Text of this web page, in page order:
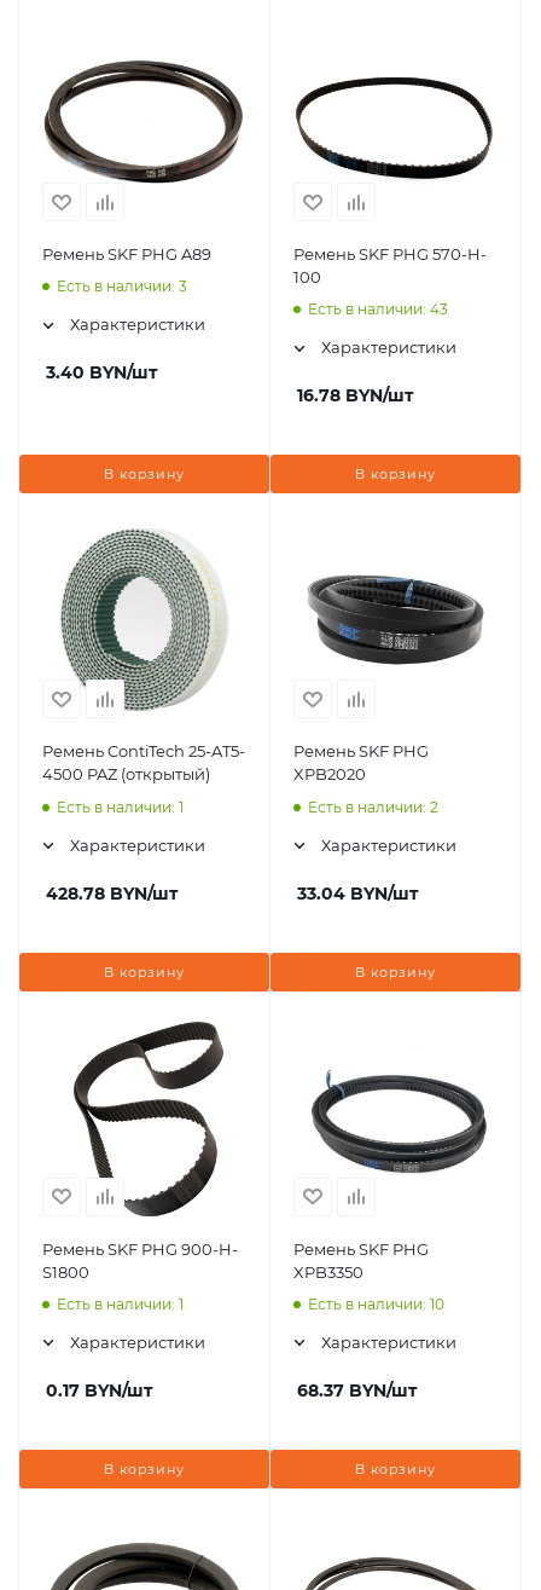
Ремень SKF PHG A89
Есть в наличии: 3
Характеристики
3.40 BYN/шт
В корзину
Ремень SKF PHG 570-H-
100
Есть в наличии: 43
Характеристики
16.78 BYN/шт
В корзину
Ремень ContiTech 25-AT5-
4500 PAZ (открытый)
Есть в наличии: 1
Характеристики
428.78 BYN/шт
В корзину
Ремень SKF PHG
XPB2020
Есть в наличии: 2
Характеристики
33.04 BYN/шт
В корзину
Ремень SKF PHG 900-H-
S1800
Есть в наличии: 1
Характеристики
0.17 BYN/шт
В корзину
Ремень SKF PHG
XPB3350
Есть в наличии: 10
Характеристики
68.37 BYN/шт
В корзину